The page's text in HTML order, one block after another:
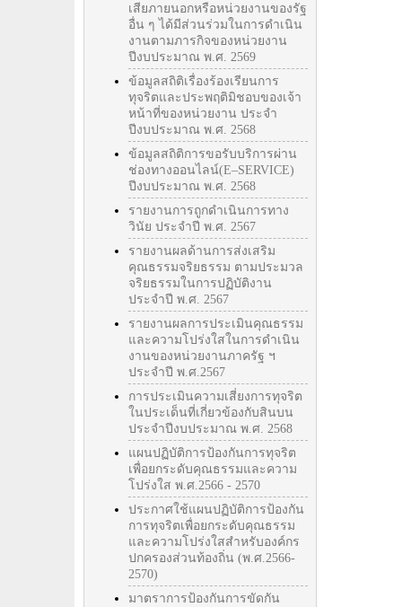
เสียภายนอกหรือหน่วยงานของรัฐ
อื่น ๆ ได้มีส่วนร่วมในการดำเนิน
งานตามภารกิจของหน่วยงาน
ปีงบประมาณ พ.ศ. 2569
ข้อมูลสถิติเรื่องร้องเรียนการ
ทุจริตและประพฤติมิชอบของเจ้า
หน้าที่ของหน่วยงาน ประจำ
ปีงบประมาณ พ.ศ. 2568
ข้อมูลสถิติการขอรับบริการผ่าน
ช่องทางออนไลน์(E–SERVICE)
ปีงบประมาณ พ.ศ. 2568
รายงานการถูกดำเนินการทาง
วินัย ประจำปี พ.ศ. 2567
รายงานผลด้านการส่งเสริม
คุณธรรมจริยธรรม ตามประมวล
จริยธรรมในการปฏิบัติงาน
ประจำปี พ.ศ. 2567
รายงานผลการประเมินคุณธรรม
และความโปร่งใสในการดำเนิน
งานของหน่วยงานภาครัฐ ฯ
ประจำปี พ.ศ.2567
การประเมินความเสี่ยงการทุจริต
ในประเด็นที่เกี่ยวข้องกับสินบน
ประจำปีงบประมาณ พ.ศ. 2568
แผนปฏิบัติการป้องกันการทุจริต
เพื่อยกระดับคุณธรรมและความ
โปร่งใส พ.ศ.2566 - 2570
ประกาศใช้แผนปฏิบัติการป้องกัน
การทุจริตเพื่อยกระดับคุณธรรม
และความโปร่งใสสำหรับองค์กร
ปกครองส่วนท้องถิ่น (พ.ศ.2566-
2570)
มาตราการป้องกันการขัดกัน